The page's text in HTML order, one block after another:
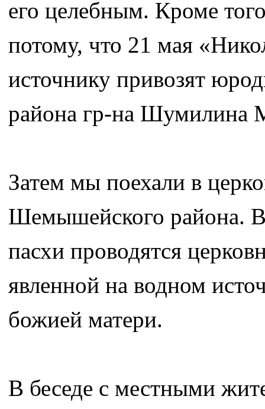
его целебным. Кроме
потому, что 21 мая
источнику привозят
района гр-на Шумилина
Затем мы поехали в
Шемышейского района. В
пасхи проводятся
явленной на водном
божией матери.
В беседе с местными